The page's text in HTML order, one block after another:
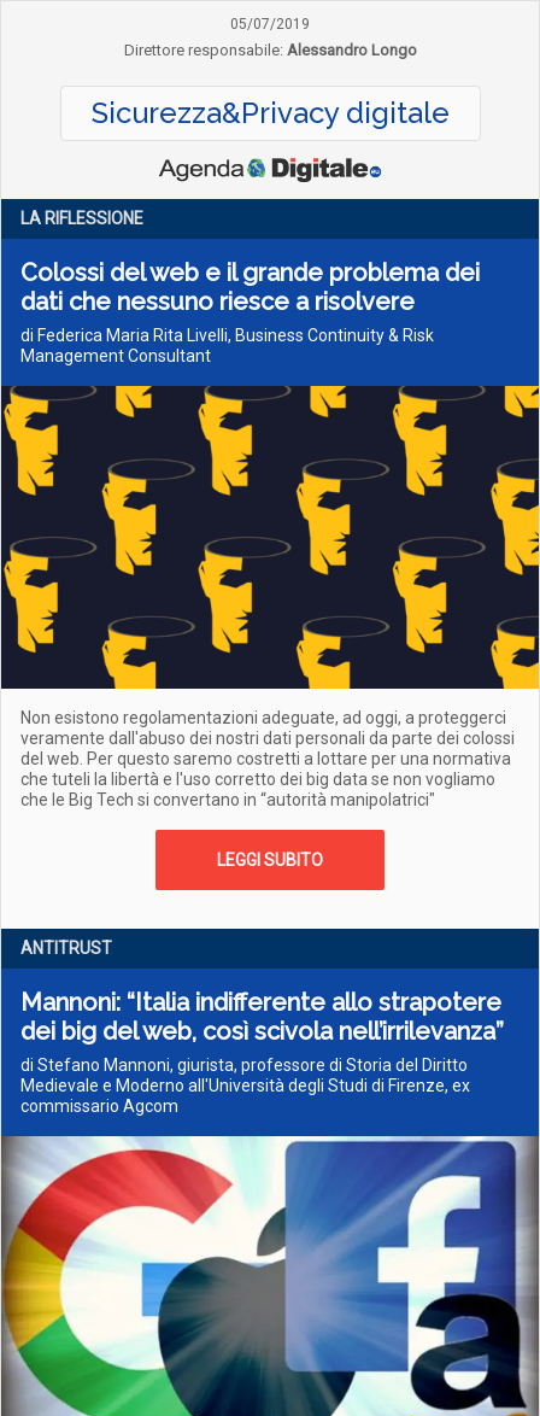
05/07/2019
Direttore responsabile: Alessandro Longo
Sicurezza&Privacy digitale
LA RIFLESSIONE
Colossi del web e il grande problema dei
dati che nessuno riesce a risolvere
di Federica Maria Rita Livelli, Business Continuity & Risk
Management Consultant
Non esistono regolamentazioni adeguate, ad oggi, a proteggerci
veramente dall'abuso dei nostri dati personali da parte dei colossi
del web. Per questo saremo costretti a lottare per una normativa
che tuteli la libertà e l'uso corretto dei big data se non vogliamo
che le Big Tech si convertano in “autorità manipolatrici"
LEGGI SUBITO
ANTITRUST
Mannoni: “Italia indifferente allo strapotere
dei big del web, così scivola nell’irrilevanza”
di Stefano Mannoni, giurista, professore di Storia del Diritto
Medievale e Moderno all'Università degli Studi di Firenze, ex
commissario Agcom